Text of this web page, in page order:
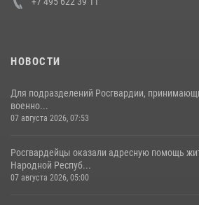
НОВОСТИ
Для подразделений Росгвардии,
военно...
07 августа 2026, 07:53
Росгвардейцы оказали адресную помощь
Народной Респуб...
07 августа 2026, 05:00